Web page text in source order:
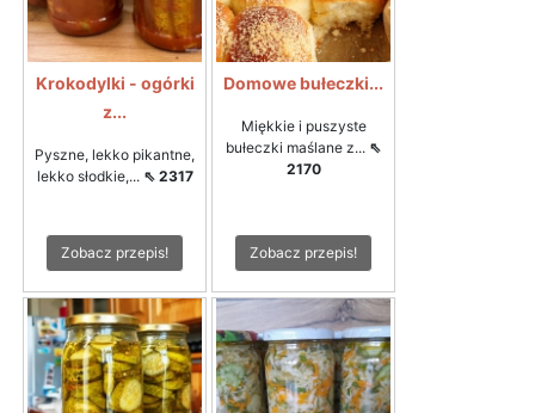
Krokodylki - ogórki
z...
Pyszne, lekko pikantne,
lekko słodkie,... ⇖ 2317
Zobacz przepis!
Domowe bułeczki...
Miękkie i puszyste
bułeczki maślane z... ⇖
2170
Zobacz przepis!